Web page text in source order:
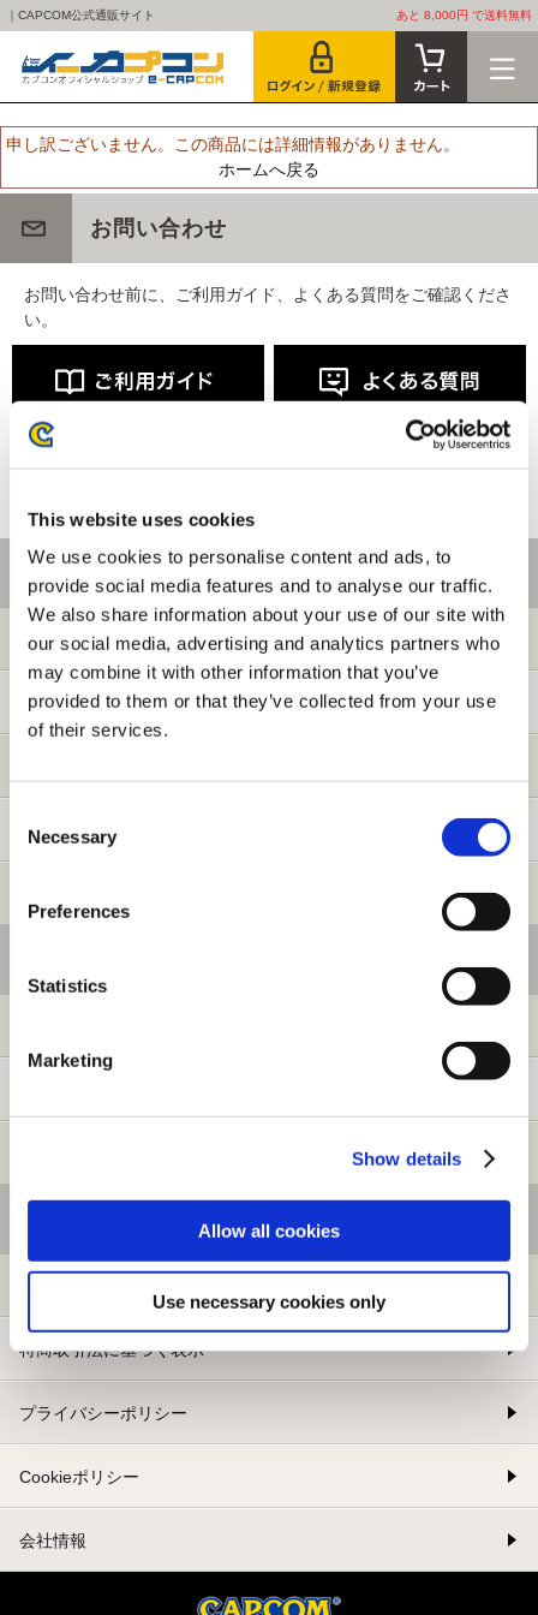
This website uses cookies
We use cookies to personalise content and ads, to
provide social media features and to analyse our traffic.
We also share information about your use of our site with
our social media, advertising and analytics partners who
may combine it with other information that you’ve
provided to them or that they’ve collected from your use
of their services.
Selection
Necessary
Preferences
Statistics
Marketing
Show details
Allow all cookies
Use necessary cookies only
｜CAPCOM公式通販サイト あと 8,000円 で送料無料
申し訳ございません。この商品には詳細情報がありません。
ホームへ戻る
お問い合わせ
お問い合わせ前に、ご利用ガイド、よくある質問をご確認くださ
い。
ご利用情報
初めての方へ
ご利用ガイド
お問い合わせ
特商取引法に基づく表示
プライバシーポリシー
Cookieポリシー
会社情報